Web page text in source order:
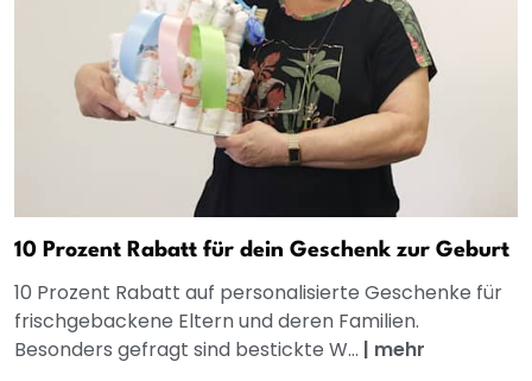
10 Prozent Rabatt für dein Geschenk zur Geburt
10 Prozent Rabatt auf personalisierte Geschenke für
frischgebackene Eltern und deren Familien.
Besonders gefragt sind bestickte W... | mehr